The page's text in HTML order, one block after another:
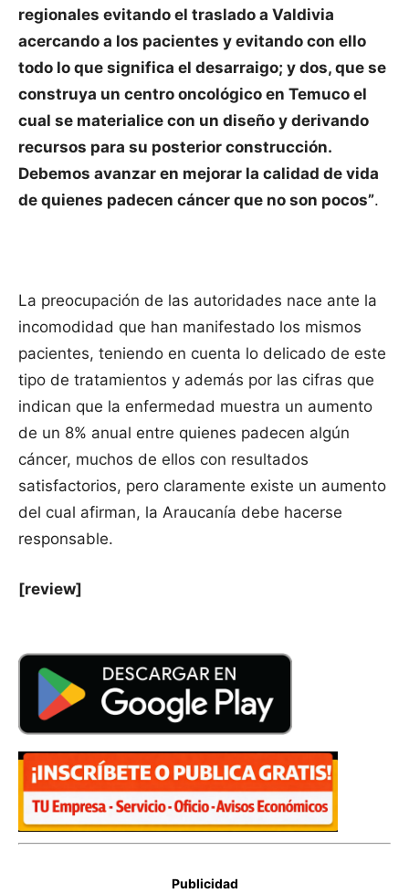
regionales evitando el traslado a Valdivia
acercando a los pacientes y evitando con ello
todo lo que significa el desarraigo; y dos, que se
construya un centro oncológico en Temuco el
cual se materialice con un diseño y derivando
recursos para su posterior construcción.
Debemos avanzar en mejorar la calidad de vida
de quienes padecen cáncer que no son pocos”.
La preocupación de las autoridades nace ante la
incomodidad que han manifestado los mismos
pacientes, teniendo en cuenta lo delicado de este
tipo de tratamientos y además por las cifras que
indican que la enfermedad muestra un aumento
de un 8% anual entre quienes padecen algún
cáncer, muchos de ellos con resultados
satisfactorios, pero claramente existe un aumento
del cual afirman, la Araucanía debe hacerse
responsable.
[review]
Publicidad